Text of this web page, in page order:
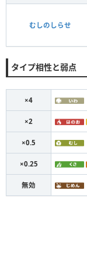
むしのしらせ
タイプ相性と弱点
×4
×2
×0.5
×0.25
無効